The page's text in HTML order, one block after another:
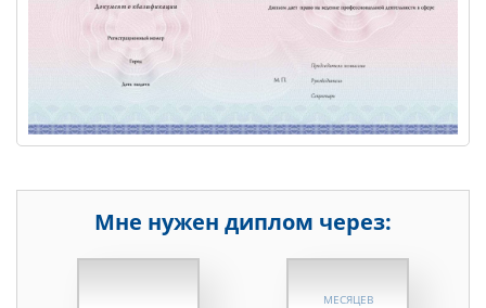
Мне нужен диплом через:
НЕДЕЛЬ
МЕСЯЦЕВ